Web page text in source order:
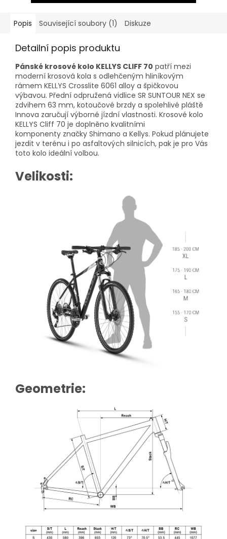
Popis Související soubory (1) Diskuze
Detailní popis produktu
Pánské krosové kolo KELLYS CLIFF 70 patří mezi
moderní krosová kola s odlehčeným hliníkovým
rámem KELLYS Crosslite 6061 alloy a špičkovou
výbavou. Přední odpružená vidlice SR SUNTOUR NEX se
zdvihem 63 mm, kotoučové brzdy a spolehlivé pláště
Innova zaručují výborné jízdní vlastnosti. Krosové kolo
KELLYS Cliff 70 je doplněno kvalitními
komponenty značky Shimano a Kellys. Pokud plánujete
jezdit v terénu i po asfaltových silnicích, pak je pro Vás
toto kolo ideální volbou.
Velikosti:
Geometrie: